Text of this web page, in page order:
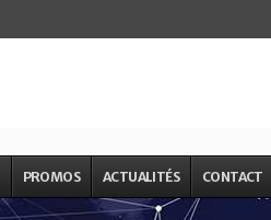
PROMOS ACTUALITÉS CONTACT